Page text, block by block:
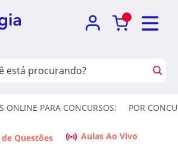
ONLINE PARA CONCURSOS: POR
Questões Aulas Ao Vivo